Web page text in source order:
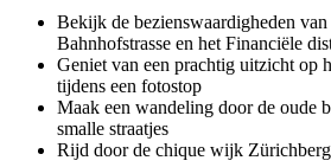
Bekijk de bezienswaardigheden van
Bahnhofstrasse en het Financiële
Geniet van een prachtig uitzicht op
tijdens een fotostop
Maak een wandeling door de oude
smalle straatjes
Rijd door de chique wijk Zürichberg